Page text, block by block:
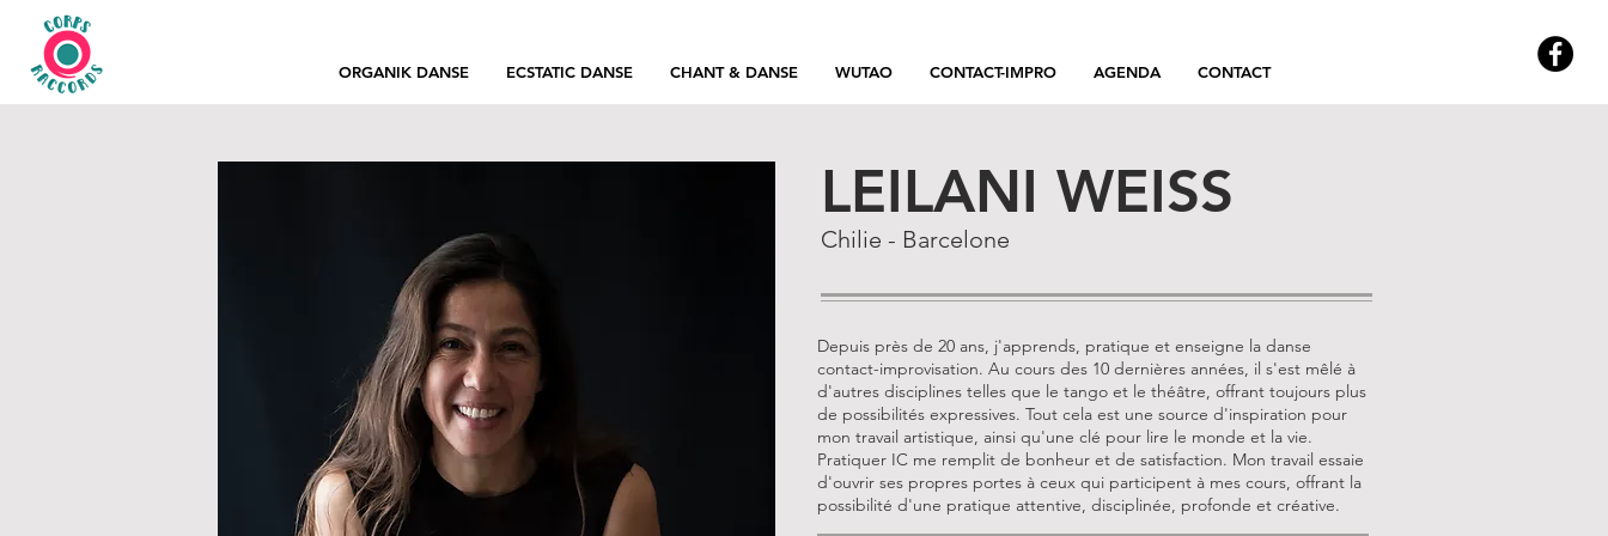
ORGANIK DANSE ECSTATIC DANSE CHANT & DANSE WUTAO CONTACT-IMPRO AGENDA CONTACT
LEILANI WEISS
Chilie - Barcelone
Depuis près de 20 ans, j'apprends, pratique et enseigne la danse
contact-improvisation. Au cours des 10 dernières années, il s'est mêlé à
d'autres disciplines telles que le tango et le théâtre, offrant toujours plus
de possibilités expressives. Tout cela est une source d'inspiration pour
mon travail artistique, ainsi qu'une clé pour lire le monde et la vie.
Pratiquer IC me remplit de bonheur et de satisfaction. Mon travail essaie
d'ouvrir ses propres portes à ceux qui participent à mes cours, offrant la
possibilité d'une pratique attentive, disciplinée, profonde et créative.